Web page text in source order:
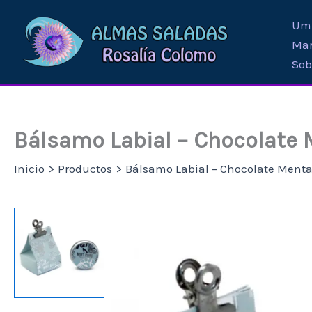
contenido
Bálsamo Labial – Chocolate
Inicio Productos Bálsamo Labial – Chocolate Menta